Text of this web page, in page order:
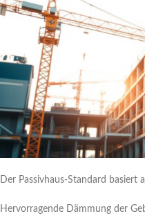
Der Passivhaus-Standard basiert
Hervorragende Dämmung der